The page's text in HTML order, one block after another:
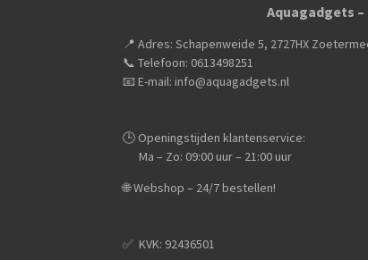
o
k
r
a
m
p
p
Aquagadgets
📍 Adres: Schapenweide 5, 2727HX
📞 Telefoon: 0613498251
📧 E-mail: info@aquagadgets.nl
🕒 Openingstijden klantenservice:
Ma – Zo: 09:00 uur – 21:00 uur
🌐 Webshop – 24/7 bestellen!
✅️ KVK: 92436501